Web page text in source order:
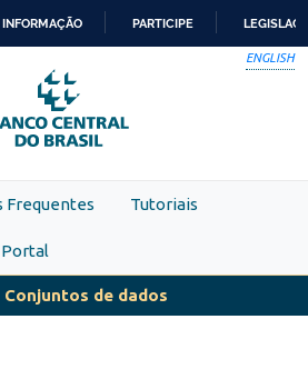
PARA
O
CONTEÚDO
PARTICIPE
ENGLISH
Frequentes Tutoriais
Conjuntos de dados